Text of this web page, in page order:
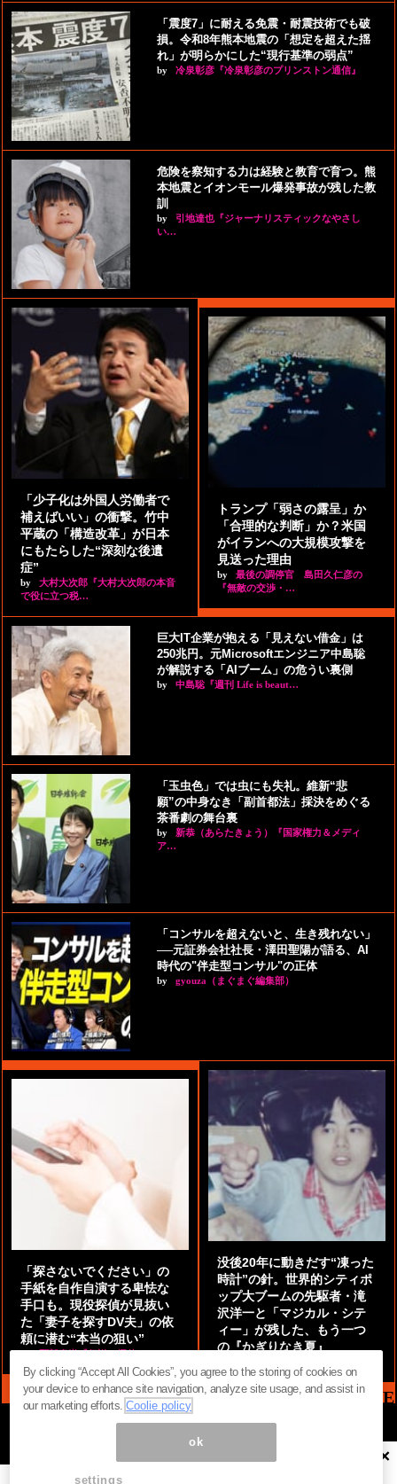
「震度7」に耐える免震・耐震技術でも破
損。令和8年熊本地震の「想定を超えた揺
れ」が明らかにした“現行基準の弱点”
by 冷泉彰彦『冷泉彰彦のプリンストン通信』
危険を察知する力は経験と教育で育つ。熊
本地震とイオンモール爆発事故が残した教
訓
by
引地達也『ジャーナリスティックなやさし
い…
「少子化は外国人労働者で
補えばいい」の衝撃。竹中
平蔵の「構造改革」が日本
にもたらした“深刻な後遺
症”
by
大村大次郎『大村大次郎の本音
で役に立つ税…
トランプ「弱さの露呈」か
「合理的な判断」か？米国
がイランへの大規模攻撃を
見送った理由
by
最後の調停官 島田久仁彦の
『無敵の交渉・…
巨大IT企業が抱える「見えない借金」は
250兆円。元Microsoftエンジニア中島聡
が解説する「AIブーム」の危うい裏側
by 中島聡『週刊 Life is beaut…
「玉虫色」では虫にも失礼。維新“悲
願”の中身なき「副首都法」採決をめぐる
茶番劇の舞台裏
by
新恭（あらたきょう）『国家権力＆メディ
ア…
「コンサルを超えないと、生き残れない」
──元証券会社社長・澤田聖陽が語る、AI
時代の"伴走型コンサル"の正体
by gyouza（まぐまぐ編集部）
「探さないでください」の
手紙を自作自演する卑怯な
手口も。現役探偵が見抜い
た「妻子を探すDV夫」の依
頼に潜む“本当の狙い”
by 阿部泰尚『伝説の探偵』
没後20年に動きだす“凍った
時計”の針。世界的シティポ
ップ大ブームの先駆者・滝
沢洋一と「マジカル・シテ
ィー」が残した、もう一つ
の『かぎりなき夏』
MAG2 NEWS HEADLINE
ページ内の商標は全て商標権者に属します。無断転載を禁じます。 ©
まぐまぐ！
×
By clicking “Accept All Cookies”, you agree to the storing of cookies on
your device to enhance site navigation, analyze site usage, and assist in
our marketing efforts.Coolie policy
ok
settings